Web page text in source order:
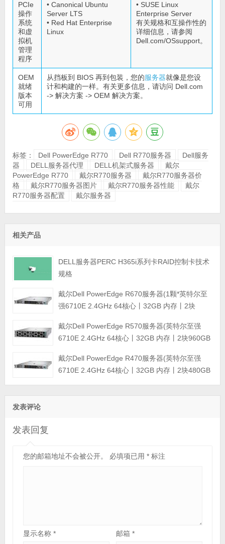
PCIe
操作
系统
和虚
拟机
管理
程序
• Canonical Ubuntu
Server LTS
• Red Hat Enterprise
Linux
• SUSE Linux
Enterprise Server
有关规格和互操作性的
详细信息，请参阅
Dell.com/OSsupport。
OEM
就绪
版本
可用
从挡板到 BIOS 再到包装，您的服务器就像是您设
计和构建的一样。有关更多信息，请访问 Dell.com
-> 解决方案 -> OEM 解决方案。
标签： Dell PowerEdge R770 Dell R770服务器
Dell服务
器
DELL服务器代理 DELL机架式服务器
戴尔
PowerEdge R770
戴尔R770服务器
戴尔R770服务器价
格
戴尔R770服务器图片 戴尔R770服务器性能
戴尔
R770服务器配置
戴尔服务器
相关产品
DELL服务器PERC H365i系列卡RAID控制卡技术
规格
戴尔Dell PowerEdge R670服务器(1颗*英特尔至
强6710E 2.4GHz 64核心丨32GB 内存丨2块
800W双电源丨三年保修)戴尔Dell PowerEdge R570服务器(英特尔至强
6710E 2.4GHz 64核心丨32GB 内存丨2块960GB
源丨三年保修)
戴尔Dell PowerEdge R470服务器(英特尔至强
6710E 2.4GHz 64核心丨32GB 内存丨2块480GB
发表评论
发表回复
您的邮箱地址不会被公开。 必填项已用 *标注
显示名称 * 邮箱*